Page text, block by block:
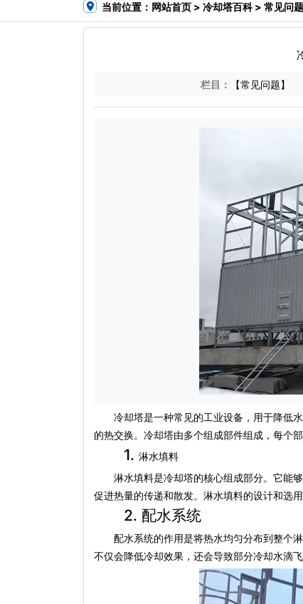
当前位置： 网站首页 > 冷却塔百科> 常见问题
栏目： 【常见问题】
冷却塔是一种常见的工业设备，用于降低水
的热交换。冷却塔由多个组成部件组成，每个
1. 淋水填料
淋水填料是冷却塔的核心组成部分。它能够
促进热量的传递和散发。淋水填料的设计和选
2. 配水系统
配水系统的作用是将热水均匀分布到整个淋
不仅会降低冷却效果，还会导致部分冷却水滴飞